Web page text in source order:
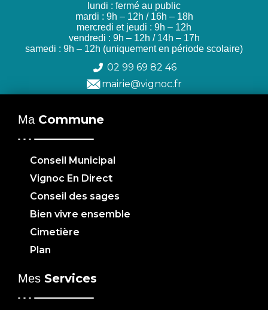
lundi : fermé au public
mardi : 9h – 12h / 16h – 18h
mercredi et jeudi : 9h – 12h
vendredi : 9h – 12h / 14h – 17h
samedi : 9h – 12h (uniquement en période scolaire)
02 99 69 82 46
mairie@vignoc.fr
Ma Commune
Conseil Municipal
Vignoc En Direct
Conseil des sages
Bien vivre ensemble
Cimetière
Plan
Mes Services